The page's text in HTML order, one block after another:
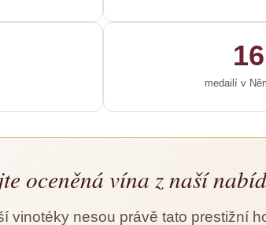
16
medailí v
oceněná vína z naší
vinotéky nesou právě tato prestižní